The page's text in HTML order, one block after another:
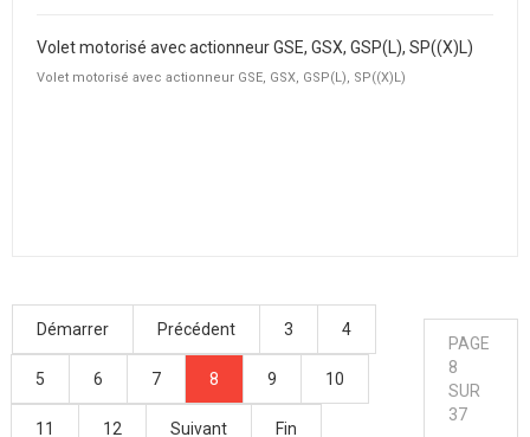
Volet motorisé avec actionneur GSE, GSX, GSP(L), SP((X)L)
Volet motorisé avec actionneur GSE, GSX, GSP(L), SP((X)L)
Démarrer Précédent 3 4
5 6 7 8 9 10
11 12 Suivant Fin
PAGE
8
SUR
37